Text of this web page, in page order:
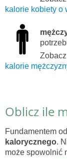
kalorie kobiety o
Zobacz
kalorie
Oblicz ile
Fundamentem
kalorycznego.
może spowolnić